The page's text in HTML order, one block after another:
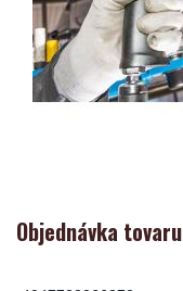
Objednávka tovaru